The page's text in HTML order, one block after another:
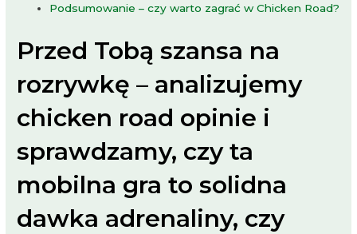
Podsumowanie – czy warto zagrać w Chicken Road?
Przed Tobą szansa na
rozrywkę – analizujemy
chicken road opinie i
sprawdzamy, czy ta
mobilna gra to solidna
dawka adrenaliny, czy